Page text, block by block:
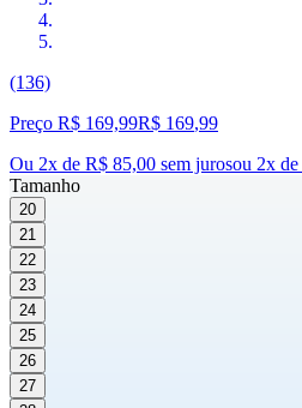
(136)
Preço R$ 169,99R$ 169,99
Ou 2x de R$ 85,00 sem jurosou 2x de
Tamanho
20
21
22
23
24
25
26
27